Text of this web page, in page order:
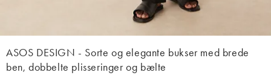
ASOS DESIGN - Sorte og elegante bukser med brede
ben, dobbelte plisseringer og bælte